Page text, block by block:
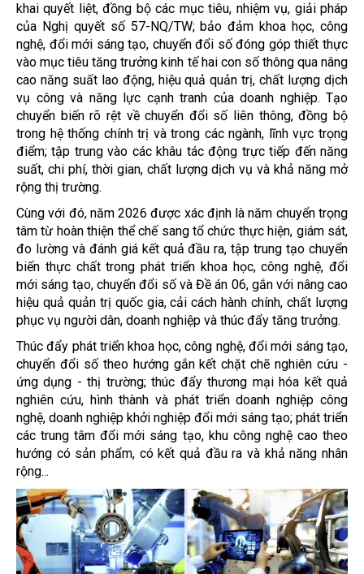
khai quyết liệt, đồng bộ các mục tiêu, nhiệm vụ, giải pháp
của Nghị quyết số 57-NQ/TW; bảo đảm khoa học, công
nghệ, đổi mới sáng tạo, chuyển đổi số đóng góp thiết thực
vào mục tiêu tăng trưởng kinh tế hai con số thông qua nâng
cao năng suất lao động, hiệu quả quản trị, chất lượng dịch
vụ công và năng lực cạnh tranh của doanh nghiệp. Tạo
chuyển biến rõ rệt về chuyển đổi số liên thông, đồng bộ
trong hệ thống chính trị và trong các ngành, lĩnh vực trọng
điểm; tập trung vào các khâu tác động trực tiếp đến năng
suất, chi phí, thời gian, chất lượng dịch vụ và khả năng mở
rộng thị trường.
Cùng với đó, năm 2026 được xác định là năm chuyển trọng
tâm từ hoàn thiện thể chế sang tổ chức thực hiện, giám sát,
đo lường và đánh giá kết quả đầu ra, tập trung tạo chuyển
biến thực chất trong phát triển khoa học, công nghệ, đổi
mới sáng tạo, chuyển đổi số và Đề án 06, gắn với nâng cao
hiệu quả quản trị quốc gia, cải cách hành chính, chất lượng
phục vụ người dân, doanh nghiệp và thúc đẩy tăng trưởng.
Thúc đẩy phát triển khoa học, công nghệ, đổi mới sáng tạo,
chuyển đổi số theo hướng gắn kết chặt chẽ nghiên cứu -
ứng dụng - thị trường; thúc đẩy thương mại hóa kết quả
nghiên cứu, hình thành và phát triển doanh nghiệp công
nghệ, doanh nghiệp khởi nghiệp đổi mới sáng tạo; phát triển
các trung tâm đổi mới sáng tạo, khu công nghệ cao theo
hướng có sản phẩm, có kết quả đầu ra và khả năng nhân
rộng...